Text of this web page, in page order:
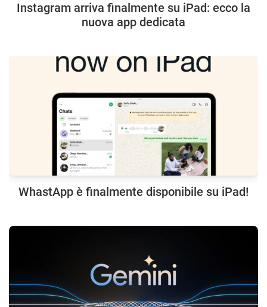
Instagram arriva finalmente su iPad: ecco la
nuova app dedicata
WhastApp è finalmente disponibile su iPad!